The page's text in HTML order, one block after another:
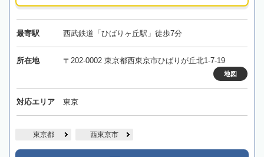
最寄駅 西武鉄道「ひばりヶ丘駅」徒歩7分
所在地 〒202-0002 東京都西東京市ひばりが丘北1-7-19
地図
対応エリア 東京
東京都 西東京市